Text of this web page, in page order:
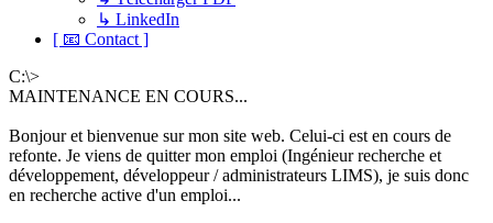
↳ LinkedIn
[ 📧 Contact ]
C:\>
MAINTENANCE EN COURS...
Bonjour et bienvenue sur mon site web. Celui-ci est en cours de
refonte. Je viens de quitter mon emploi (Ingénieur recherche et
développement, développeur / administrateurs LIMS), je suis donc
en recherche active d'un emploi...